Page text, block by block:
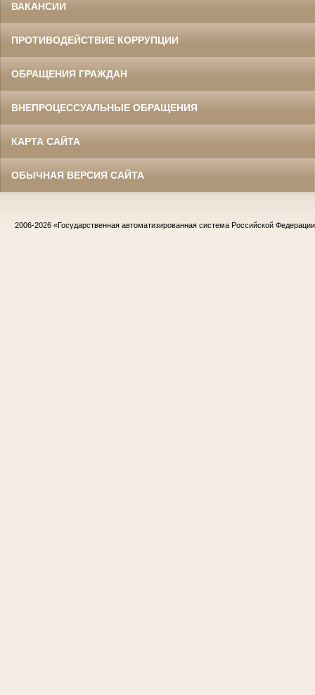
ВАКАНСИИ
ПРОТИВОДЕЙСТВИЕ КОРРУПЦИИ
ОБРАЩЕНИЯ ГРАЖДАН
ВНЕПРОЦЕССУАЛЬНЫЕ ОБРАЩЕНИЯ
КАРТА САЙТА
ОБЫЧНАЯ ВЕРСИЯ САЙТА
2006-2026 «Государственная автоматизированная система Российской